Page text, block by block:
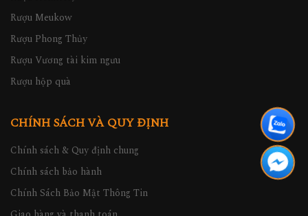
Rượu Meukow
Rượu Phong Thủy
Rượu Vương tài kim ngưu
Rượu hộp quà
CHÍNH SÁCH VÀ QUY ĐỊNH
Chính sách & Quy định chung
Chính sách bảo hành
Chính Sách Bảo Mật Thông Tin